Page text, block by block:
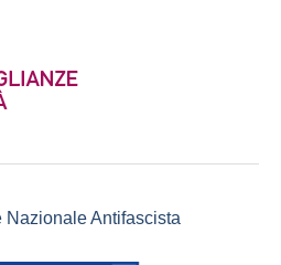
Nazionale Antifascista